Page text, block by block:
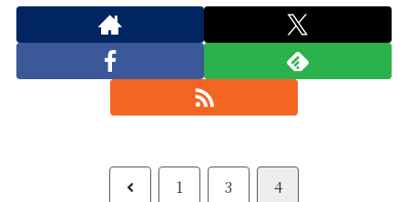
前
1 3 4